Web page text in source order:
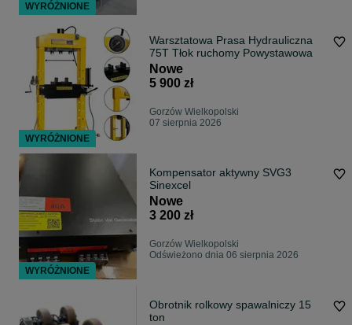
Warsztatowa Prasa Hydrauliczna
75T Tłok ruchomy Powystawowa
Nowe
5 900 zł
Gorzów Wielkopolski
07 sierpnia 2026
Kompensator aktywny SVG3
Sinexcel
Nowe
3 200 zł
Gorzów Wielkopolski
Odświeżono dnia 06 sierpnia 2026
Obrotnik rolkowy spawalniczy 15
ton
WYRÓŻNIONE
WYRÓŻNIONE
WYRÓŻNIONE